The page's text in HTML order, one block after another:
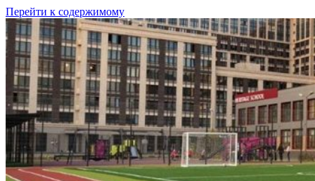
Перейти к содержимому